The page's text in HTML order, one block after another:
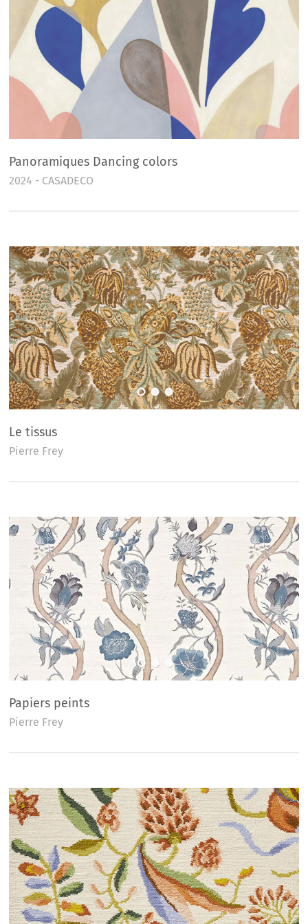
Panoramiques Dancing colors
2024 - CASADECO
Le tissus
Pierre Frey
Papiers peints
Pierre Frey